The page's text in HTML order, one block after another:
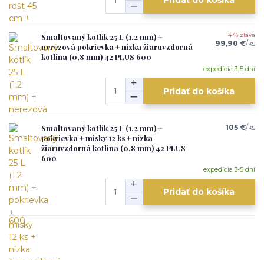
Smaltovaný kotlík 25 L (1,2 mm) +
nerezová pokrievka + nízka žiaruvzdorná
kotlina (0,8 mm) 42 PLUS 600
4 % zľava
99,90 €/ks
expedícia 3-5 dní
Pridať do košíka
Smaltovaný kotlík 25 L (1,2 mm) +
pokrievka + misky 12 ks + nízka
žiaruvzdorná kotlina (0,8 mm) 42 PLUS
600
105 €/ks
expedícia 3-5 dní
Pridať do košíka